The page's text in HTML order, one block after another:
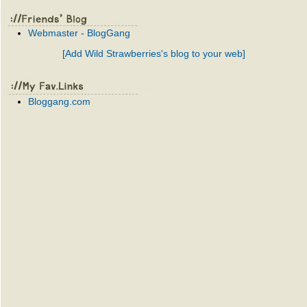
Webmaster - BlogGang
[Add Wild Strawberries's blog to your web]
Bloggang.com